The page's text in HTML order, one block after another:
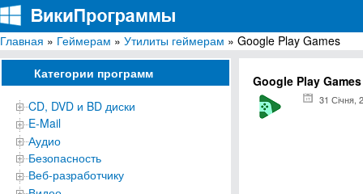
ВикиПрограммы
Энциклопедия бесплатных компьютерных программ для Windows
Главная » Геймерам » Утилиты геймерам » Google Play Games
Категории программ
CD, DVD и BD диски
E-Mail
Аудио
Безопасность
Веб-разработчику
Google Play Games
31 Січня,